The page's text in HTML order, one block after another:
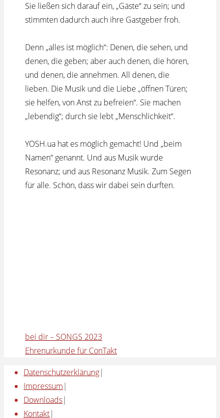
Sie ließen sich darauf ein, „Gäste“ zu sein; und
stimmten dadurch auch ihre Gastgeber froh.
Denn „alles ist möglich“: Denen, die sehen, und
denen, die geben; aber auch denen, die hören,
und denen, die annehmen. All denen, die
lieben. Die Musik und die Liebe „öffnen Türen;
sie helfen, von Anst zu befreien“. Sie machen
„lebendig“; durch sie lebt „Menschlichkeit“.
YOSH.ua hat es möglich gemacht! Und „beim
Namen“ genannt. Und aus Musik wurde
Resonanz; und aus Resonanz Musik. Zum Segen
für alle. Schön, dass wir dabei sein durften.
bei dir – SONGS 2023
Ehrenurkunde für ConTakt
Datenschutzerklärung|
Impressum |
Downloads|
Kontakt|